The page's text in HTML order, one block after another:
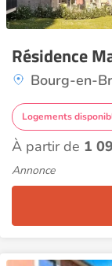
Résidence
Bourg-en-
Logements
À partir de 1
Annonce